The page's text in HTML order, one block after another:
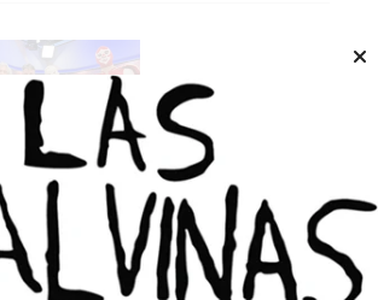
en el Ring con una
por todo el país
Deportes 27/05/2026